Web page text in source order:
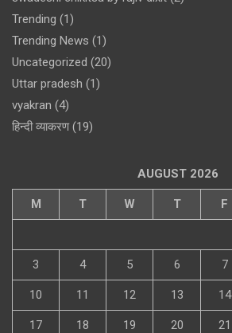
Trending (1)
Trending News (1)
Uncategorized (20)
Uttar pradesh (1)
vyakran (4)
हिन्दी व्याकरण(19)
AUGUST 2026
M T W T F
3 4 5 6 7
10 11 12 13 14
17 18 19 20 21